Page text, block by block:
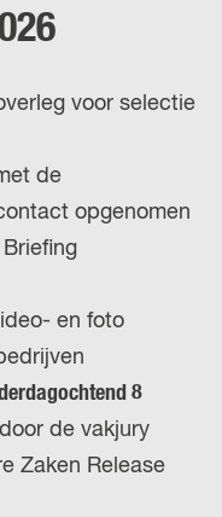
voor selectie
de
opgenomen
Briefing
en foto
8
de vakjury
Zaken Release